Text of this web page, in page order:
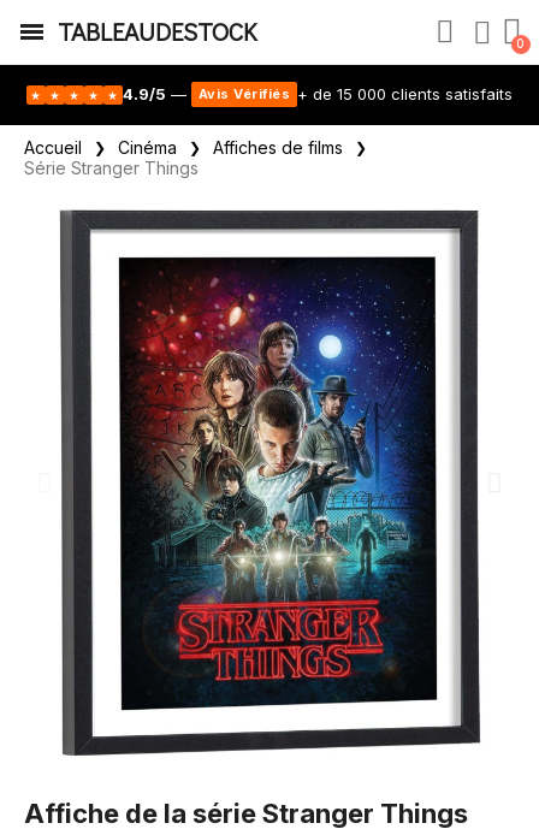
TABLEAUDESTOCK
★ ★ ★ ★ ★ 4.9/5 — Avis Vérifiés + de 15 000 clients satisfaits
Accueil Cinéma
Affiches de films
Série Stranger Things
Affiche de la série Stranger Things